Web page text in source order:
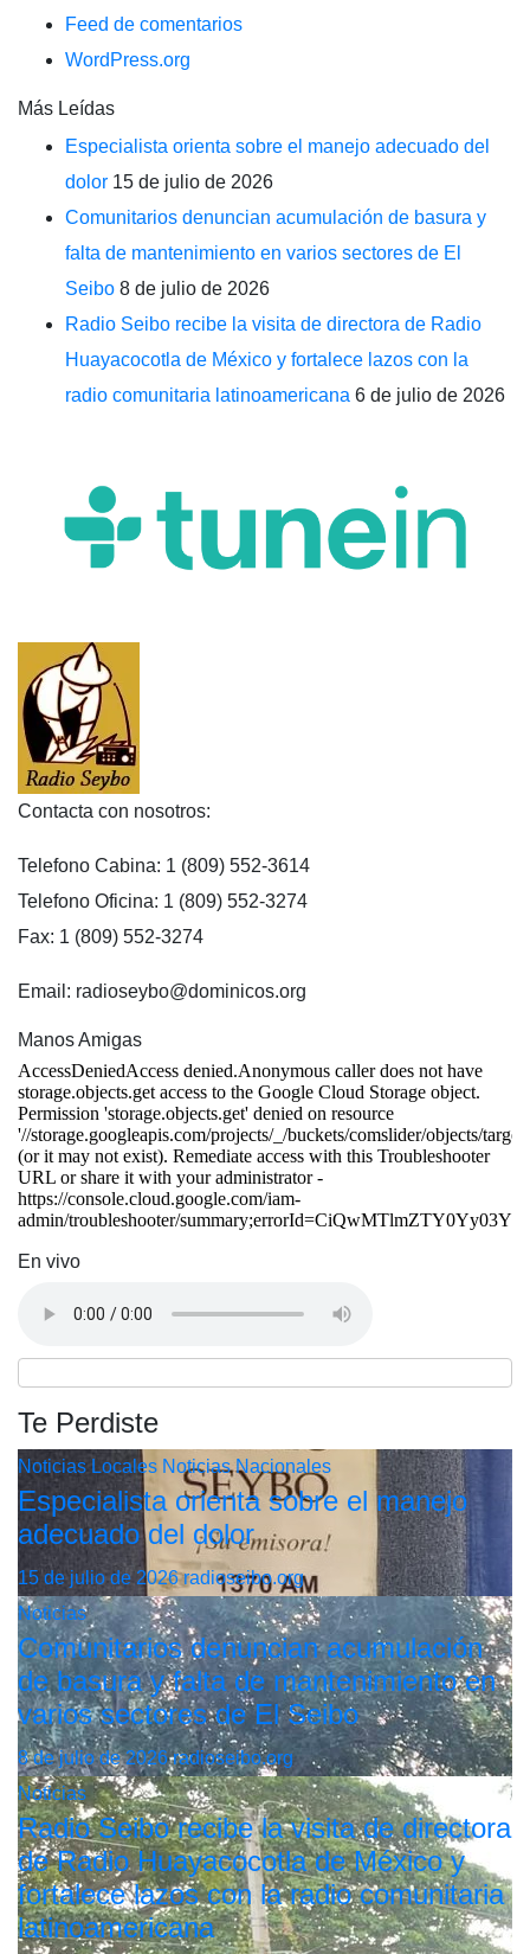
Feed de comentarios
WordPress.org
Más Leídas
Especialista orienta sobre el manejo adecuado del
dolor 15 de julio de 2026
Comunitarios denuncian acumulación de basura y
falta de mantenimiento en varios sectores de El
Seibo 8 de julio de 2026
Radio Seibo recibe la visita de directora de Radio
Huayacocotla de México y fortalece lazos con la
radio comunitaria latinoamericana 6 de julio de 2026
Contacta con nosotros:
Telefono Cabina: 1 (809) 552-3614
Telefono Oficina: 1 (809) 552-3274
Fax: 1 (809) 552-3274
Email: radioseybo@dominicos.org
Manos Amigas
En vivo
Te Perdiste
Noticias Locales Noticias Nacionales
Especialista orienta sobre el manejo
adecuado del dolor
15 de julio de 2026radioseibo.org
Noticias
Comunitarios denuncian acumulación
de basura y falta de mantenimiento en
varios sectores de El Seibo
8 de julio de 2026radioseibo.org
Noticias
Radio Seibo recibe la visita de directora
de Radio Huayacocotla de México y
fortalece lazos con la radio comunitaria
latinoamericana